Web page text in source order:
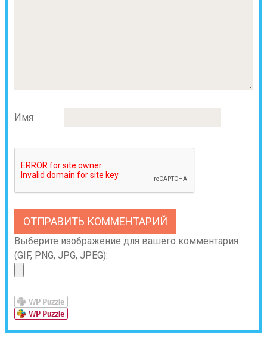
Имя
Выберите изображение для вашего комментария
(GIF, PNG, JPG, JPEG):